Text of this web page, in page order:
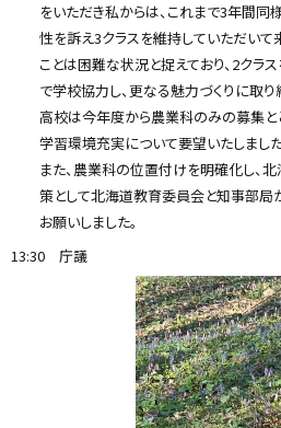
をいただき私からは、これまで3年間同
性を訴え3クラスを維持していただいて
ことは困難な状況と捉えており、2クラ
で学校協力し、更なる魅力づくりに取り
高校は今年度から農業科のみの募集と
学習環境充実について要望いたしました
また、農業科の位置付けを明確化し、
策として北海道教育委員会と知事部局
お願いしました。
13:30 庁議